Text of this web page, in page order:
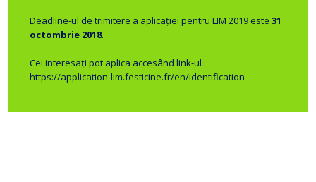
Deadline-ul de trimitere a aplicației pentru LIM 2019 este 31
octombrie 2018.
Cei interesați pot aplica accesând link-ul :
https://application-lim.festicine.fr/en/identification